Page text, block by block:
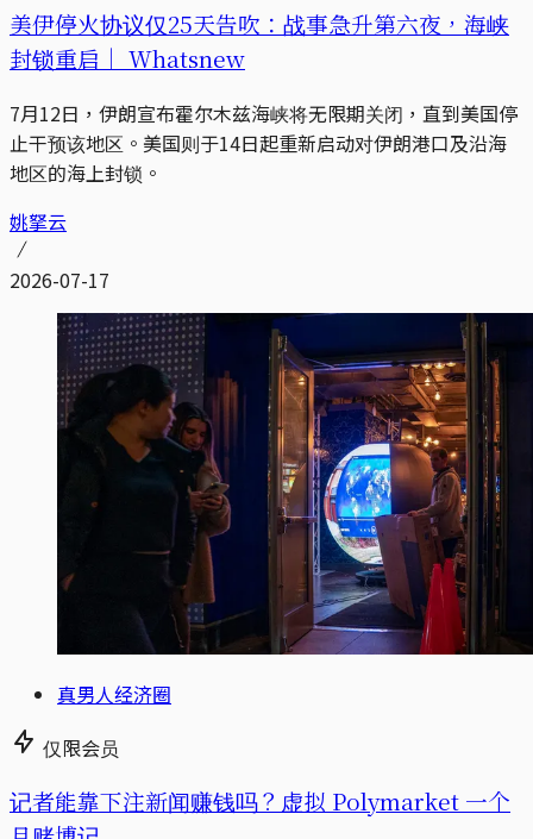
美伊停火协议仅25天告吹：战事急升第六夜，海峡
封锁重启｜ Whatsnew
7月12日，伊朗宣布霍尔木兹海峡将无限期关闭，直到美国停
止干预该地区。美国则于14日起重新启动对伊朗港口及沿海
地区的海上封锁。
姚拏云
2026-07-17
真男人经济圈
仅限会员
记者能靠下注新闻赚钱吗？虚拟 Polymarket 一个